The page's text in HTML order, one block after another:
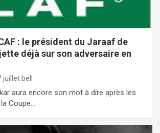
: le président du Jaraaf de
déjà sur son adversaire en
juillet bell
aura encore son mot à dire après les
Coupe…